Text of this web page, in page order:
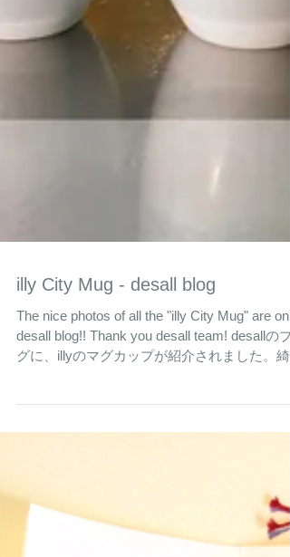
illy City Mug - desall blog
The nice photos of all the "illy City Mug" are on
desall blog!! Thank you desall team! desallのブ
な写真！ますます頑張らなきゃなー。...